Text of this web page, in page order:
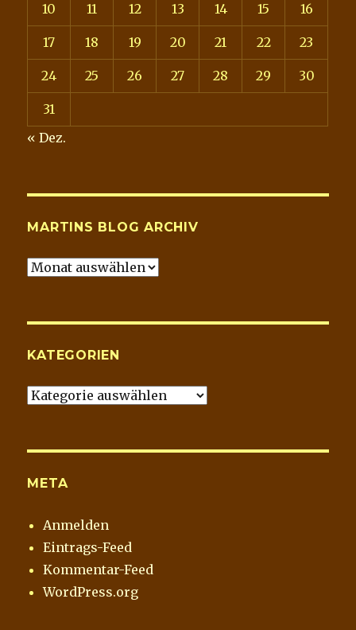
10 11 12 13 14 15 16
17 18 19 20 21 22 23
24 25 26 27 28 29 30
31
« Dez.
MARTINS BLOG ARCHIV
Martins
KATEGORIEN
Kategorien
META
Anmelden
Eintrags-Feed
Kommentar-Feed
WordPress.org